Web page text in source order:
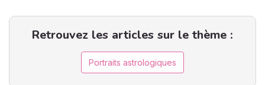
Retrouvez les articles sur le thème :
Portraits astrologiques